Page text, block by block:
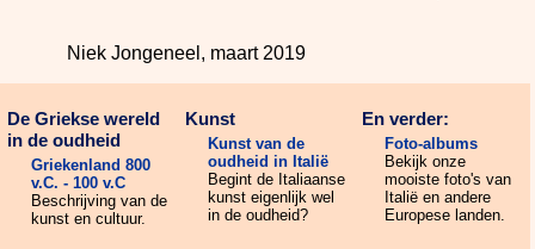
Niek Jongeneel, maart 2019
De Griekse wereld
in de oudheid
Griekenland 800
v.C. - 100 v.C
Beschrijving van de
kunst en cultuur.
Kunst
Kunst van de
oudheid in Italië
Begint de Italiaanse
kunst eigenlijk wel
in de oudheid?
En verder:
Foto-albums
Bekijk onze
mooiste foto's van
Italië en andere
Europese landen.